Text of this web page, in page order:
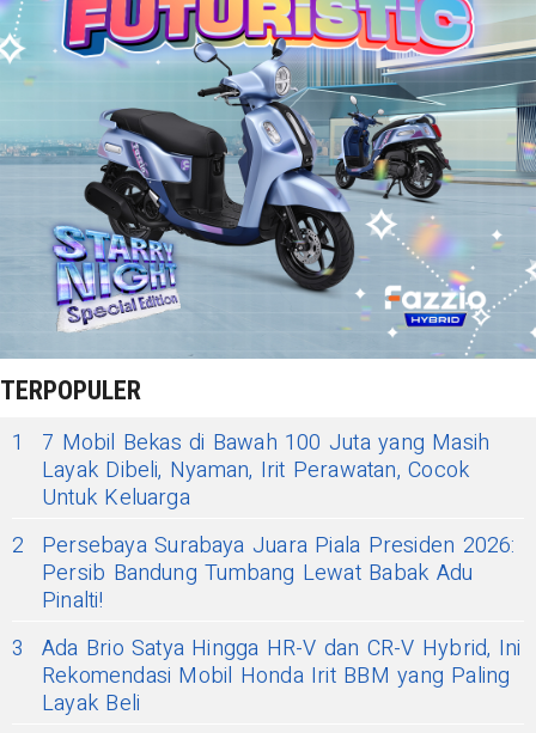
TERPOPULER
1
7 Mobil Bekas di Bawah 100 Juta yang Masih
Layak Dibeli, Nyaman, Irit Perawatan, Cocok
Untuk Keluarga
2
Persebaya Surabaya Juara Piala Presiden 2026:
Persib Bandung Tumbang Lewat Babak Adu
Pinalti!
3
Ada Brio Satya Hingga HR-V dan CR-V Hybrid, Ini
Rekomendasi Mobil Honda Irit BBM yang Paling
Layak Beli